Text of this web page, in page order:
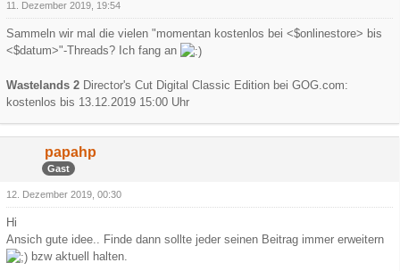
11. Dezember 2019, 19:54
Sammeln wir mal die vielen "momentan kostenlos bei <$onlinestore> bis
<$datum>"-Threads? Ich fang an
Wastelands 2 Director's Cut Digital Classic Edition bei GOG.com:
kostenlos bis 13.12.2019 15:00 Uhr
papahp
Gast
12. Dezember 2019, 00:30
Hi
Ansich gute idee.. Finde dann sollte jeder seinen Beitrag immer erweitern
bzw aktuell halten.